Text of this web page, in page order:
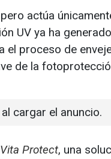
actúa
UV ya ha
proceso de
de la
cargar el anuncio.
Protect, una